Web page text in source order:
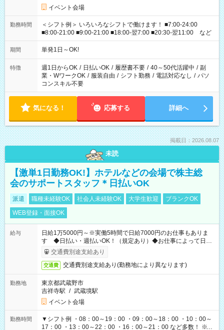
イベント会場
勤務時間
＜シフト例＞ いろいろなシフトで働けます！ ■7:00-24:00
■8:00-21:00 ■9:00-21:00 ■18:00-翌7:00 ■20:30-翌11:00 など
期間 単発1日～OK!
特徴 週1日からOK / 日払いOK / 履歴書不要 / 40～50代活躍中 / 副
業・WワークOK / 服装自由 / シフト勤務 / 電話対応なし / パソ
コンスキル不要
気になる！ 応募する 詳細へ
掲載日：2026.08.07
未読
【激単1日勤務OK!】ホテルなどの会場で株主総
会のサポートスタッフ＊日払いOK
派遣 職種未経験OK 社会人未経験OK 大学生歓迎
ブランクOK
WEB登録・面接OK
給与
日給1万5000円～※実働5時間で日給7000円のお仕事もありま
す ◆日払い・週払いOK！（規定あり）◆お仕事によって日給
も異なります
交通費別途支給あり
交通費 交通費別途支給あり(勤務地により異なります)
勤務地
東京都武蔵野市
吉祥寺駅 / 武蔵境駅
イベント会場
勤務時間
▼シフト例 ・08：00～19：00 ・09：00～18：00 ・10：00～
17：00 ・13：00～22：00 ・16：00～21：00 など多数！ ※お